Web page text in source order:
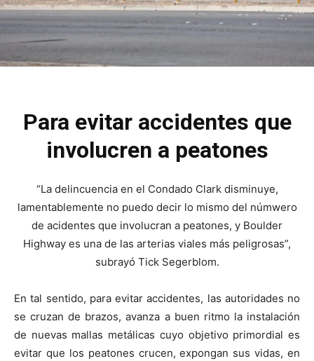
Para evitar accidentes que
involucren a peatones
“La delincuencia en el Condado Clark disminuye,
lamentablemente no puedo decir lo mismo del númwero
de acidentes que involucran a peatones, y Boulder
Highway es una de las arterias viales más peligrosas”,
subrayó Tick Segerblom.
En tal sentido, para evitar accidentes, las autoridades no
se cruzan de brazos, avanza a buen ritmo la instalación
de nuevas mallas metálicas cuyo objetivo primordial es
evitar que los peatones crucen, expongan sus vidas, en